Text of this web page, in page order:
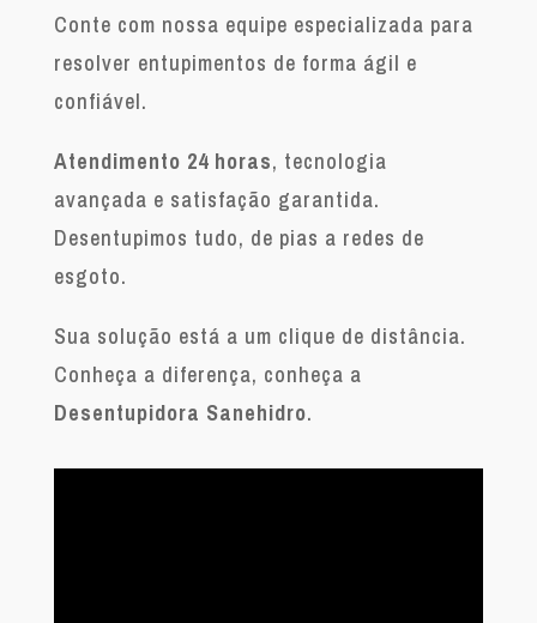
Conte com nossa equipe especializada para
resolver entupimentos de forma ágil e
confiável.
Atendimento 24 horas, tecnologia
avançada e satisfação garantida.
Desentupimos tudo, de pias a redes de
esgoto.
Sua solução está a um clique de distância.
Conheça a diferença, conheça a
Desentupidora Sanehidro.